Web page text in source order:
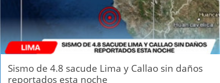
Sismo de 4.8 sacude Lima y Callao sin daños
reportados esta noche